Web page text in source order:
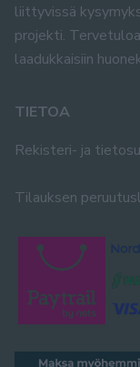
liittyvissä
projekti.
laadukkaisiin
TIETOA
Rekisteri- ja
Tilauksen